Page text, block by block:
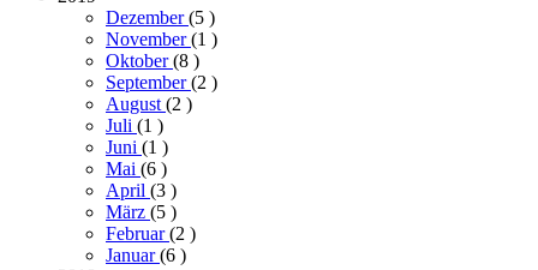
Dezember(5 )
November(1 )
Oktober(8 )
September(2 )
August (2 )
Juli (1 )
Juni (1 )
Mai (6 )
April (3 )
März (5 )
Februar(2 )
Januar(6 )